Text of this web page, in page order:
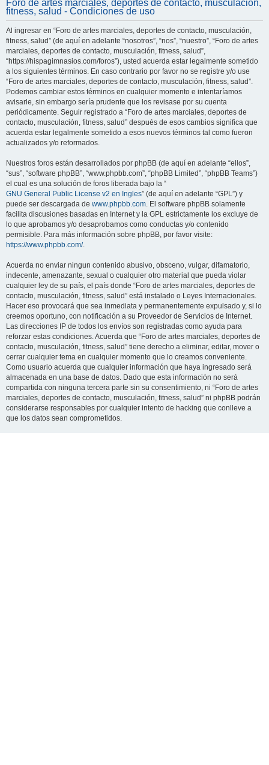
c
Foro de artes marciales, deportes de contacto, musculación,
fitness, salud - Condiciones de uso
Al ingresar en “Foro de artes marciales, deportes de contacto, musculación,
fitness, salud” (de aquí en adelante “nosotros”, “nos”, “nuestro”, “Foro de artes
marciales, deportes de contacto, musculación, fitness, salud”,
“https://hispagimnasios.com/foros”), usted acuerda estar legalmente sometido
a los siguientes términos. En caso contrario por favor no se registre y/o use
“Foro de artes marciales, deportes de contacto, musculación, fitness, salud”.
Podemos cambiar estos términos en cualquier momento e intentaríamos
avisarle, sin embargo sería prudente que los revisase por su cuenta
periódicamente. Seguir registrado a “Foro de artes marciales, deportes de
contacto, musculación, fitness, salud” después de esos cambios significa que
acuerda estar legalmente sometido a esos nuevos términos tal como fueron
actualizados y/o reformados.
Nuestros foros están desarrollados por phpBB (de aquí en adelante “ellos”,
“sus”, “software phpBB”, “www.phpbb.com”, “phpBB Limited”, “phpBB Teams”)
el cual es una solución de foros liberada bajo la “
GNU General Public License v2 en Ingles” (de aquí en adelante “GPL”) y
puede ser descargada de www.phpbb.com. El software phpBB solamente
facilita discusiones basadas en Internet y la GPL estrictamente los excluye de
lo que aprobamos y/o desaprobamos como conductas y/o contenido
permisible. Para más información sobre phpBB, por favor visite:
https://www.phpbb.com/.
Acuerda no enviar ningun contenido abusivo, obsceno, vulgar, difamatorio,
indecente, amenazante, sexual o cualquier otro material que pueda violar
cualquier ley de su país, el país donde “Foro de artes marciales, deportes de
contacto, musculación, fitness, salud” está instalado o Leyes Internacionales.
Hacer eso provocará que sea inmediata y permanentemente expulsado y, si lo
creemos oportuno, con notificación a su Proveedor de Servicios de Internet.
Las direcciones IP de todos los envíos son registradas como ayuda para
reforzar estas condiciones. Acuerda que “Foro de artes marciales, deportes de
contacto, musculación, fitness, salud” tiene derecho a eliminar, editar, mover o
cerrar cualquier tema en cualquier momento que lo creamos conveniente.
Como usuario acuerda que cualquier información que haya ingresado será
almacenada en una base de datos. Dado que esta información no será
compartida con ninguna tercera parte sin su consentimiento, ni “Foro de artes
marciales, deportes de contacto, musculación, fitness, salud” ni phpBB podrán
considerarse responsables por cualquier intento de hacking que conlleve a
que los datos sean comprometidos.